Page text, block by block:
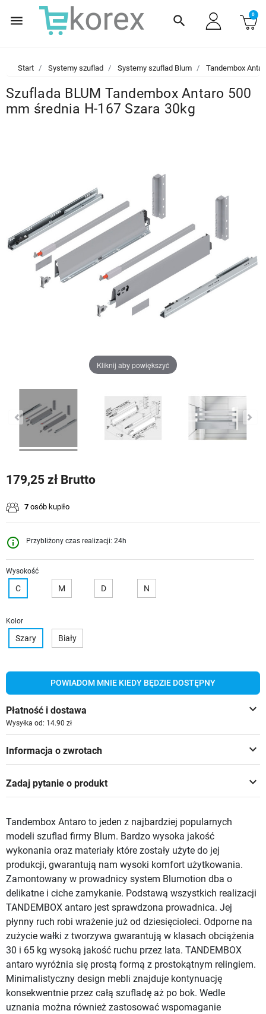
menu search 0
Start Systemy szuflad Systemy szuflad Blum Tandembox
Szuflada BLUM Tandembox Antaro 500
mm średnia H-167 Szara 30kg
Kliknij aby powiększyć
179,25 zł Brutto
7 osób kupiło
info_outline Przybliżony czas realizacji: 24h
Wysokość
C M D N
Kolor
Szary Biały
POWIADOM MNIE KIEDY BĘDZIE DOSTĘPNY
keyboard_arrow_down
Płatność i dostawa
Wysyłka od: 14.90 zł
keyboard_arrow_down
Informacja o zwrotach
keyboard_arrow_down
Zadaj pytanie o produkt
Tandembox Antaro to jeden z najbardziej popularnych
modeli szuflad firmy Blum. Bardzo wysoka jakość
wykonania oraz materiały które zostały użyte do jej
produkcji, gwarantują nam wysoki komfort użytkowania.
Zamontowany w prowadnicy system Blumotion dba o
delikatne i ciche zamykanie. Podstawą wszystkich realizacji
TANDEMBOX antaro jest sprawdzona prowadnica. Jej
płynny ruch robi wrażenie już od dziesięcioleci. Odporne na
zużycie wałki z tworzywa gwarantują w klasach obciążenia
30 i 65 kg wysoką jakość ruchu przez lata. TANDEMBOX
antaro wyróżnia się prostą formą z prostokątnym relingiem.
Minimalistyczny design mebli znajduje kontynuację
konsekwentnie przez całą szufladę aż po bok. Wedle
uznania można również zastosować wspomaganie